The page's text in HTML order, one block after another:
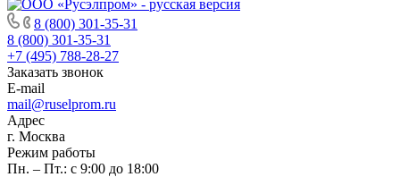
8 (800) 301-35-31
8 (800) 301-35-31
+7 (495) 788-28-27
Заказать звонок
E-mail
mail@ruselprom.ru
Адрес
г. Москва
Режим работы
Пн. – Пт.: с 9:00 до 18:00